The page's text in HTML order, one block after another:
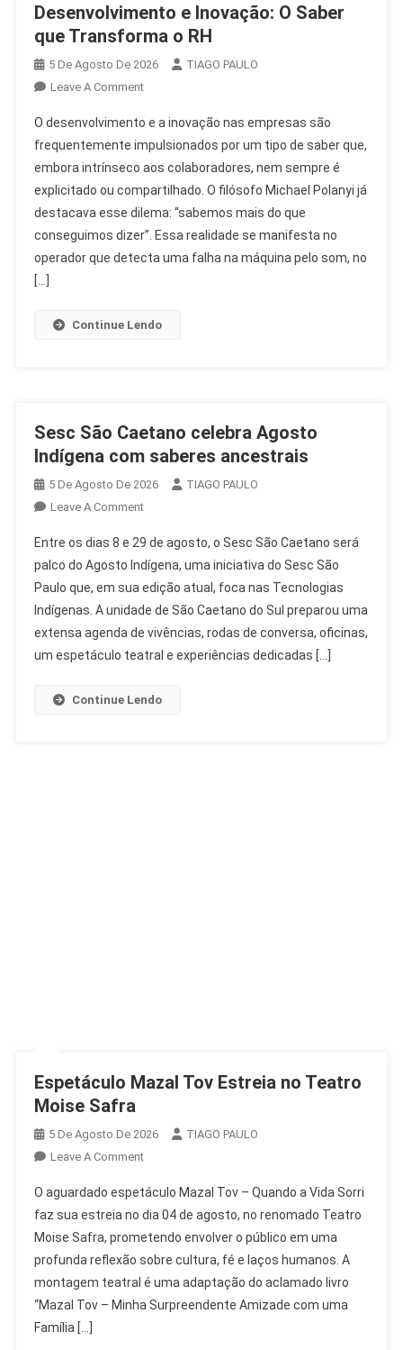
Desenvolvimento e Inovação: O Saber
que Transforma o RH
5 De Agosto De 2026
TIAGO PAULO
Leave A CommentOn
E
Inovação:
O
Saber
Que
Transforma
O
O desenvolvimento e a inovação nas empresas são
frequentemente impulsionados por um tipo de saber que,
embora intrínseco aos colaboradores, nem sempre é
explicitado ou compartilhado. O filósofo Michael Polanyi já
destacava esse dilema: “sabemos mais do que
conseguimos dizer”. Essa realidade se manifesta no
operador que detecta uma falha na máquina pelo som, no
[…]
Continue Lendo
Sesc São Caetano celebra Agosto
Indígena com saberes ancestrais
5 De Agosto De 2026
TIAGO PAULO
Leave A CommentOn
São
Caetano
Celebra
Agosto
Indígena
Com
Ancestrais
Entre os dias 8 e 29 de agosto, o Sesc São Caetano será
palco do Agosto Indígena, uma iniciativa do Sesc São
Paulo que, em sua edição atual, foca nas Tecnologias
Indígenas. A unidade de São Caetano do Sul preparou uma
extensa agenda de vivências, rodas de conversa, oficinas,
um espetáculo teatral e experiências dedicadas […]
Continue Lendo
Espetáculo Mazal Tov Estreia no Teatro
Moise Safra
5 De Agosto De 2026
TIAGO PAULO
Leave A CommentOn
Mazal
Tov
Estreia
No
Teatro
Moise
O aguardado espetáculo Mazal Tov – Quando a Vida Sorri
faz sua estreia no dia 04 de agosto, no renomado Teatro
Moise Safra, prometendo envolver o público em uma
profunda reflexão sobre cultura, fé e laços humanos. A
montagem teatral é uma adaptação do aclamado livro
“Mazal Tov – Minha Surpreendente Amizade com uma
Família […]